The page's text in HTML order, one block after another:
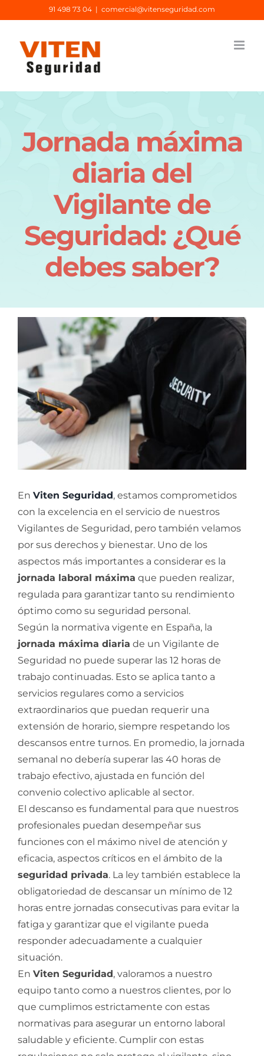
al
contenido
91 498 73 04 | comercial@vitenseguridad.com
Jornada máxima
diaria del
Vigilante de
Seguridad: ¿Qué
debes saber?
En Viten Seguridad, estamos comprometidos
con la excelencia en el servicio de nuestros
Vigilantes de Seguridad, pero también velamos
por sus derechos y bienestar. Uno de los
aspectos más importantes a considerar es la
jornada laboral máxima que pueden realizar,
regulada para garantizar tanto su rendimiento
óptimo como su seguridad personal.
Según la normativa vigente en España, la
jornada máxima diaria de un Vigilante de
Seguridad no puede superar las 12 horas de
trabajo continuadas. Esto se aplica tanto a
servicios regulares como a servicios
extraordinarios que puedan requerir una
extensión de horario, siempre respetando los
descansos entre turnos. En promedio, la jornada
semanal no debería superar las 40 horas de
trabajo efectivo, ajustada en función del
convenio colectivo aplicable al sector.
El descanso es fundamental para que nuestros
profesionales puedan desempeñar sus
funciones con el máximo nivel de atención y
eficacia, aspectos críticos en el ámbito de la
seguridad privada. La ley también establece la
obligatoriedad de descansar un mínimo de 12
horas entre jornadas consecutivas para evitar la
fatiga y garantizar que el vigilante pueda
responder adecuadamente a cualquier
situación.
En Viten Seguridad, valoramos a nuestro
equipo tanto como a nuestros clientes, por lo
que cumplimos estrictamente con estas
normativas para asegurar un entorno laboral
saludable y eficiente. Cumplir con estas